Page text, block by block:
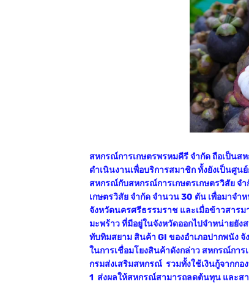
สหกรณ์การเกษตรพรหมคีรี จำกัด ถือเป็น
ดำเนินงานเพื่อบริการสมาชิก ทั้งยังเป็นศู
สหกรณ์กับสหกรณ์การเกษตรเกษตรวิสัย จ
เกษตรวิสัย จำกัด จำนวน 30 ตัน เพื่อมาจ
จังหวัดนครศรีธรรมราช และเมื่อข้าวสาร
มะพร้าว ที่มีอยู่ในจังหวัดออกไปจำหน่ายยัง
ทับทิมสยาม สินค้า GI ของอำเภอปากพนัง
ในการเชื่อมโยงสินค้าดังกล่าว สหกรณ์กา
กรมส่งเสริมสหกรณ์ รวมทั้งใช้เงินกู้จากก
1 ส่งผลให้สหกรณ์สามารถลดต้นทุน และส